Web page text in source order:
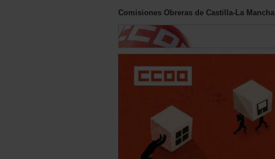
Comisiones Obreras de Castilla-La Mancha